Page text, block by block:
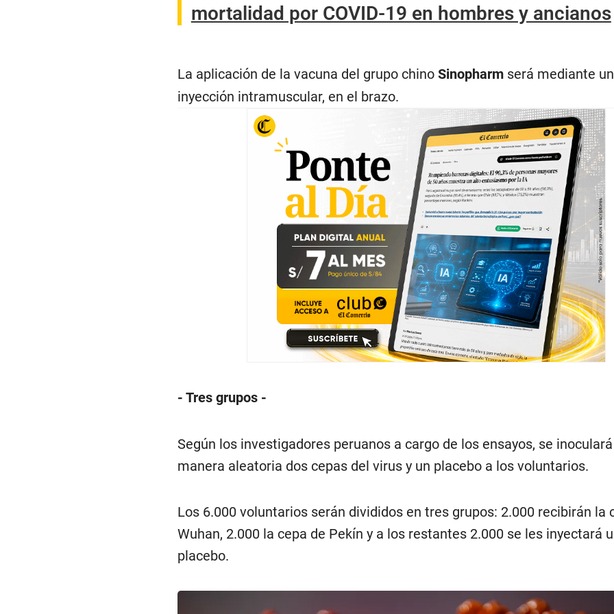
mortalidad por COVID-19 en hombres y ancianos
La aplicación de la vacuna del grupo chino Sinopharm será mediante
inyección intramuscular, en el brazo.
- Tres grupos -
Según los investigadores peruanos a cargo de los ensayos, se
manera aleatoria dos cepas del virus y un placebo a los voluntarios.
Los 6.000 voluntarios serán divididos en tres grupos: 2.000 recibirán la
Wuhan, 2.000 la cepa de Pekín y a los restantes 2.000 se les inyectará
placebo.